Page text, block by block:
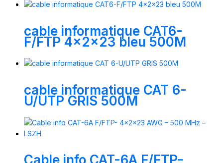
cable informatique CAT6-
F/FTP 4x2x23 bleu 500M
cable informatique CAT 6-
U/UTP GRIS 500M
Cable info CAT-6A F/FTP-